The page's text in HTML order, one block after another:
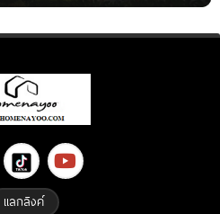
แลกลิงค์